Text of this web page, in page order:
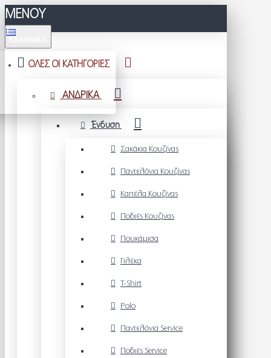
ΜΕΝΟΥ
ΟΛΕΣ ΟΙ ΚΑΤΗΓΟΡΙΕΣ
ΑΝΔΡΙΚΑ
Ένδυση
Σακάκια Κουζίνας
Παντελόνια Κουζίνας
Καπέλα Κουζίνας
Ποδιές Κουζίνας
Πουκάμισα
Γιλέκα
T-Shirt
Polo
Παντελόνια Service
Ποδιές Service